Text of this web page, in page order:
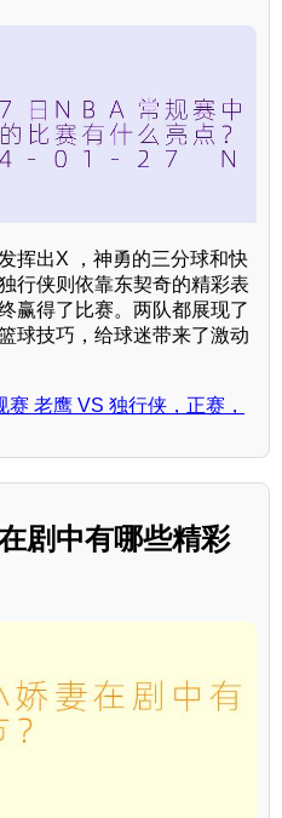
挥出X ，神勇的三分球和快
行侠则依靠东契奇的精彩表
赢得了比赛。两队都展现了
球技巧，给球迷带来了激动
老鹰 VS 独行侠，正赛，
剧中有哪些精彩